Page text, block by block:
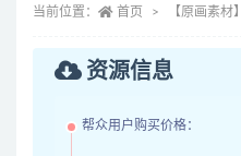
当前位置： 首页 【原画素材】
资源信息
帮众用户购买价格：